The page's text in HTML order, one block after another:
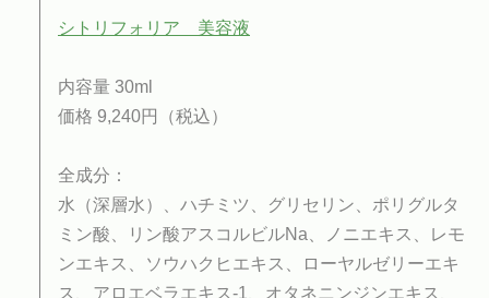
シトリフォリア 美容液
内容量 30ml
価格 9,240円（税込）
全成分：
水（深層水）、ハチミツ、グリセリン、ポリグルタ
ミン酸、リン酸アスコルビルNa、ノニエキス、レモ
ンエキス、ソウハクヒエキス、ローヤルゼリーエキ
ス、アロエベラエキス-1、オタネニンジンエキス、